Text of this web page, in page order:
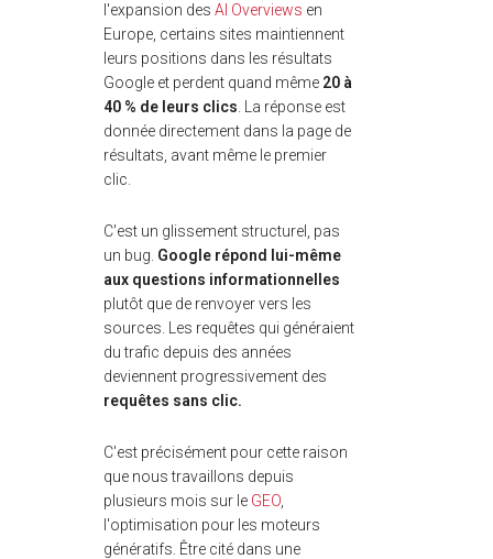
l'expansion des AI Overviews en
Europe, certains sites maintiennent
leurs positions dans les résultats
Google et perdent quand même 20 à
40 % de leurs clics . La réponse est
donnée directement dans la page de
résultats, avant même le premier
clic.
C'est un glissement structurel, pas
un bug. Google répond lui-même
aux questions informationnelles
plutôt que de renvoyer vers les
sources. Les requêtes qui généraient
du trafic depuis des années
deviennent progressivement des
requêtes sans clic.
C'est précisément pour cette raison
que nous travaillons depuis
plusieurs mois sur le GEO
l'optimisation pour les moteurs
génératifs. Être cité dans une